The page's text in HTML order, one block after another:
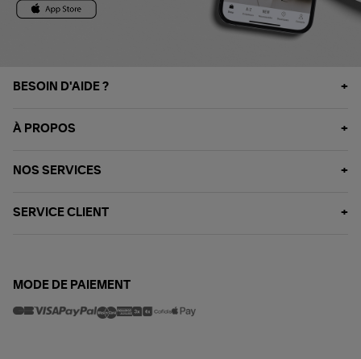
BESOIN D'AIDE ?
À PROPOS
NOS SERVICES
SERVICE CLIENT
MODE DE PAIEMENT